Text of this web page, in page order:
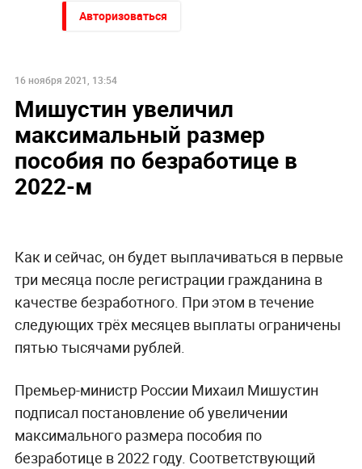
Авторизоваться
16 ноября 2021, 13:54
Мишустин увеличил
максимальный размер
пособия по безработице в
2022-м
Как и сейчас, он будет выплачиваться в первые
три месяца после регистрации гражданина в
качестве безработного. При этом в течение
следующих трёх месяцев выплаты ограничены
пятью тысячами рублей.
Премьер-министр России Михаил Мишустин
подписал постановление об увеличении
максимального размера пособия по
безработице в 2022 году. Соответствующий